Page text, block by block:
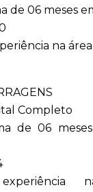
de 06 meses
na área
Completo
de 06